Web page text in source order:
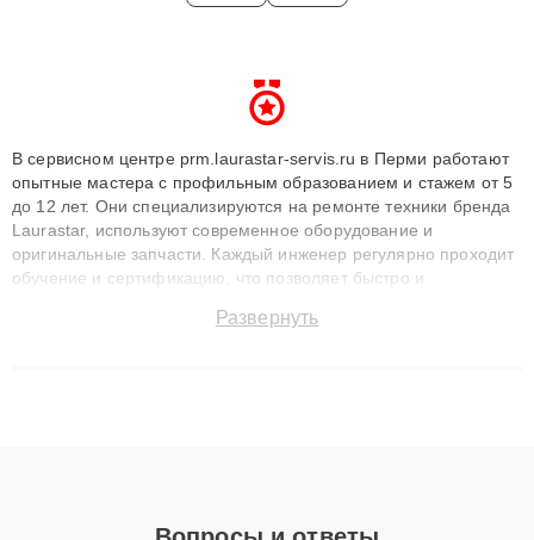
В сервисном центре prm.laurastar-servis.ru в Перми работают
опытные мастера с профильным образованием и стажем от 5
до 12 лет. Они специализируются на ремонте техники бренда
Laurastar, используют современное оборудование и
оригинальные запчасти. Каждый инженер регулярно проходит
обучение и сертификацию, что позволяет быстро и
сохранением гарантии до 3 лет. Наши мастера решают
Развернуть